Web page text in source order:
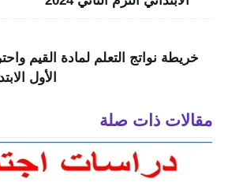
خريطة نواتج التعلم لمادة القيم
الأول
مقالات ذات صلة